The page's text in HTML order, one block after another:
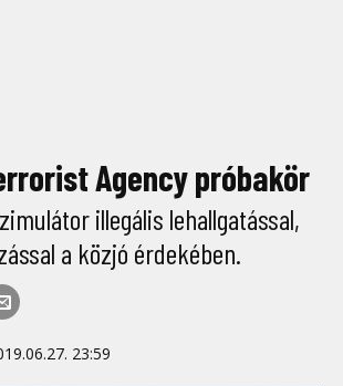
Agency próbakör
illegális lehallgatással,
a közjó érdekében.
23:59